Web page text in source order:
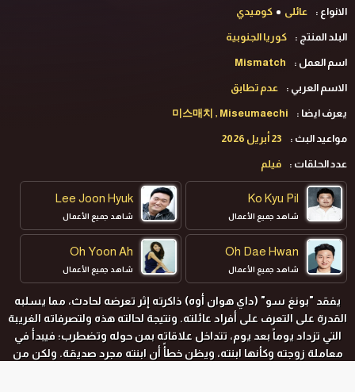
الانواع : عائلى كوميدي
البلد المنتج : كوريا الجنوبية
اسم العمل : Mismatch
الاسم العربي : عدم تطابق
يعرف ايضا : 미스매치 , Miseumaechi
مواعيد البث : 23 أبريل 2026
عدد الحلقات : فيلم
Ko Kyu Pil
شاهد جميع الأعمال
Lee Joon Hyuk
شاهد جميع الأعمال
Oh Dae Hwan
شاهد جميع الأعمال
Oh Yoon Ah
شاهد جميع الأعمال
يفقد "بونغ سو" (داي هوان أوه) ذاكرته إثر تعرضه لحادث، مما يسلبه
القدرة على التعرف على أفراد عائلته. ونتيجة لحالته هذه ولتصرفاته الغريبة
التي تزداد يوماً بعد يوم، تتداخل علاقاته بمن حوله وتضطرب؛ فيبدأ في
معاملة زوجته وكأنها ابنته، ويظن خطأً أن ابنته مجرد صديقة. ولكن من